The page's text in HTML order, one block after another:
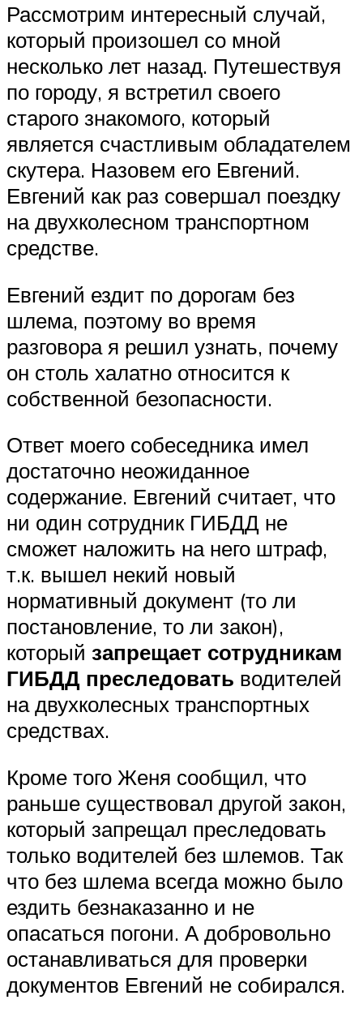
Рассмотрим интересный случай,
который произошел со мной
несколько лет назад. Путешествуя
по городу, я встретил своего
старого знакомого, который
является счастливым обладателем
скутера. Назовем его Евгений.
Евгений как раз совершал поездку
на двухколесном транспортном
средстве.
Евгений ездит по дорогам без
шлема, поэтому во время
разговора я решил узнать, почему
он столь халатно относится к
собственной безопасности.
Ответ моего собеседника имел
достаточно неожиданное
содержание. Евгений считает, что
ни один сотрудник ГИБДД не
сможет наложить на него штраф,
т.к. вышел некий новый
нормативный документ (то ли
постановление, то ли закон),
который запрещает сотрудникам
ГИБДД преследовать водителей
на двухколесных транспортных
средствах.
Кроме того Женя сообщил, что
раньше существовал другой закон,
который запрещал преследовать
только водителей без шлемов. Так
что без шлема всегда можно было
ездить безнаказанно и не
опасаться погони. А добровольно
останавливаться для проверки
документов Евгений не собирался.